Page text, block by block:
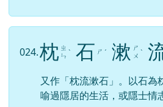
024.枕 ㄓ
ㄣ ˋ 石 ㄕ ˊ 漱 ㄕ
ㄨ ˋ
又作「枕流漱石」。以石為
喻過隱居的生活，或隱士情